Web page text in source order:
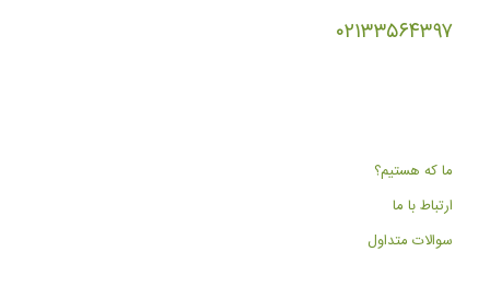
۰۲۱۳۳۵۶۴۳۹۷
ما که هستیم؟
ارتباط با ما
سوالات متداول